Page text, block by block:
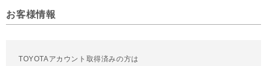
お客様情報
TOYOTAアカウント取得済みの方は